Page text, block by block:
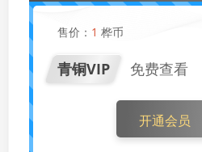
售价： 1 桦币
青铜VIP 免费查看
开通会员